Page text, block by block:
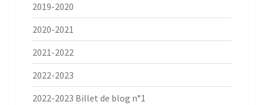
2019-2020
2020-2021
2021-2022
2022-2023
2022-2023 Billet de blog n°1